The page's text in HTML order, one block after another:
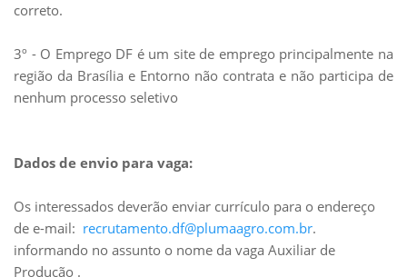
correto.
3º - O Emprego DF é um site de emprego principalmente na
região da Brasília e Entorno não contrata e não participa de
nenhum processo seletivo
Dados de envio para vaga:
Os interessados deverão enviar currículo para o endereço
de e-mail: recrutamento.df@plumaagro.com.br.
informando no assunto o nome da vaga Auxiliar de
Produção .